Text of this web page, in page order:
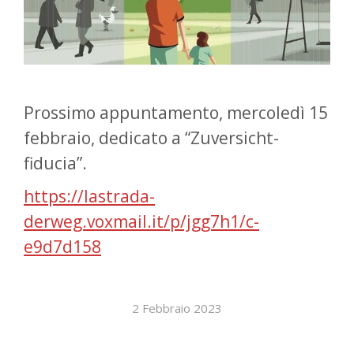
Prossimo appuntamento, mercoledì 15
febbraio, dedicato a “Zuversicht-
fiducia”.
https://lastrada-
derweg.voxmail.it/p/jgg7h1/c-
e9d7d158
2 Febbraio 2023